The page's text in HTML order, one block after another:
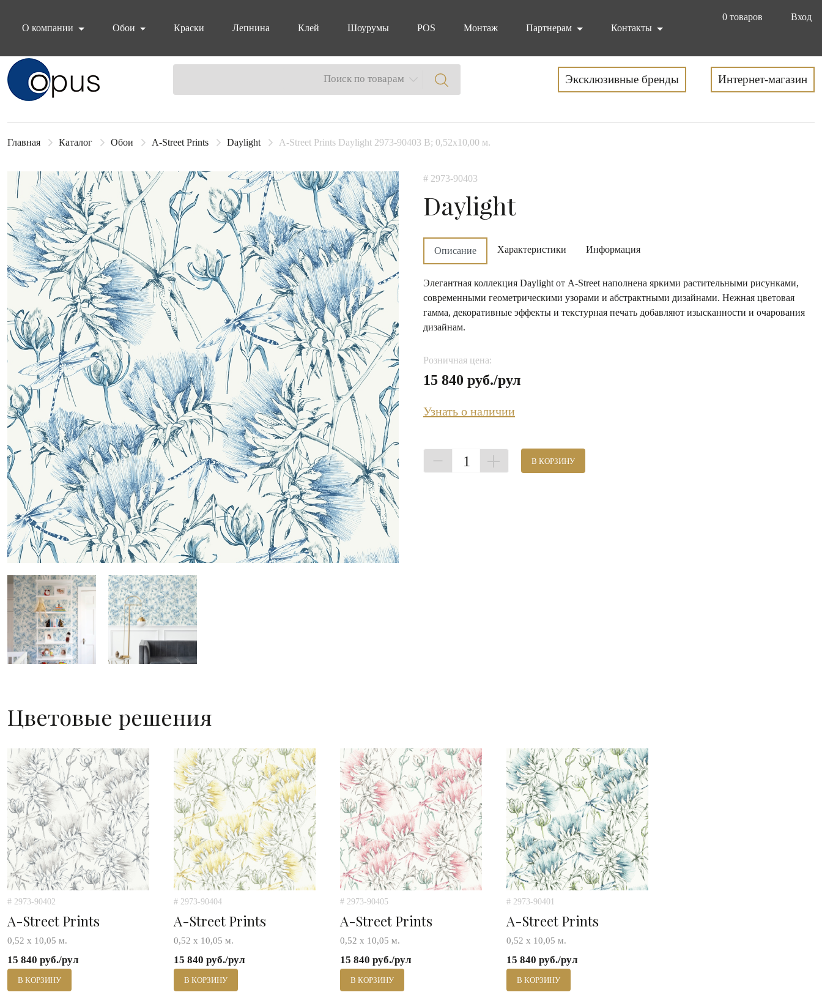
0 товаров
Вход
О компании
Обои Краски Лепнина Клей Шоурумы POS Монтаж Партнерам Контакты
Блок поиска Поиск по товарам Эксклюзивные бренды Интернет-магазин
Главная Каталог Обои A-Street Prints Daylight A-Street Prints Daylight 2973-90403 B; 0,52х10,00 м.
# 2973-90403
Daylight
Описание Характеристики Информация
Элегантная коллекция Daylight от A-Street наполнена яркими растительными рисунками,
современными геометрическими узорами и абстрактными дизайнами. Нежная цветовая
гамма, декоративные эффекты и текстурная печать добавляют изысканности и очарования
дизайнам.
Розничная цена:
15 840 руб./рул
Узнать о наличии
1 В КОРЗИНУ
Цветовые решения
# 2973-90402
A-Street Prints
0,52 х 10,05 м.
15 840 руб./рул
В КОРЗИНУ
# 2973-90404
A-Street Prints
0,52 х 10,05 м.
15 840 руб./рул
В КОРЗИНУ
# 2973-90405
A-Street Prints
0,52 х 10,05 м.
15 840 руб./рул
В КОРЗИНУ
# 2973-90401
A-Street Prints
0,52 х 10,05 м.
15 840 руб./рул
В КОРЗИНУ